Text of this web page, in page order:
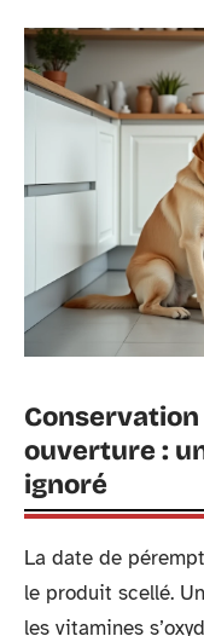
ouverture :
ignoré
La date de
le produit scellé.
les vitamines